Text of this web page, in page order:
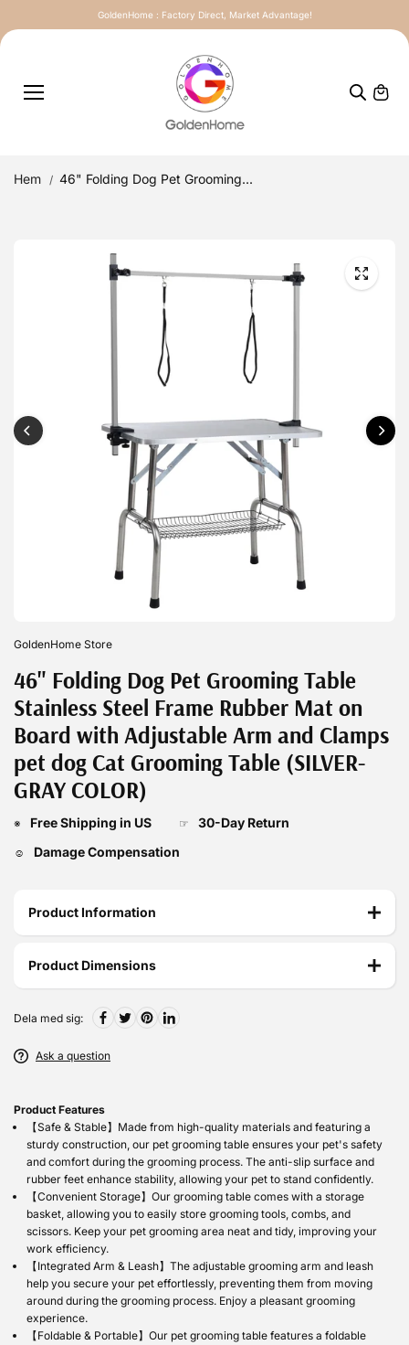
GoldenHome : Factory Direct, Market Advantage!
Hem 46" Folding Dog Pet Grooming...
GoldenHome Store
46" Folding Dog Pet Grooming Table
Stainless Steel Frame Rubber Mat on
Board with Adjustable Arm and Clamps
pet dog Cat Grooming Table (SILVER-
GRAY COLOR)
※ Free Shipping in US ☞ 30-Day Return
☺ Damage Compensation
Product Information
Product Dimensions
Dela med sig:
Ask a question
Product Features
【Safe & Stable】Made from high-quality materials and featuring a
sturdy construction, our pet grooming table ensures your pet's safety
and comfort during the grooming process. The anti-slip surface and
rubber feet enhance stability, allowing your pet to stand confidently.
【Convenient Storage】Our grooming table comes with a storage
basket, allowing you to easily store grooming tools, combs, and
scissors. Keep your pet grooming area neat and tidy, improving your
work efficiency.
【Integrated Arm & Leash】The adjustable grooming arm and leash
help you secure your pet effortlessly, preventing them from moving
around during the grooming process. Enjoy a pleasant grooming
experience.
【Foldable & Portable】Our pet grooming table features a foldable